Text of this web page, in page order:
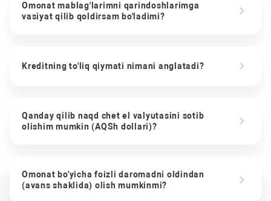
Omonat mablag'larimni qarindoshlarimga
vasiyat qilib qoldirsam bo'ladimi?
Kreditning to'liq qiymati nimani anglatadi?
Qanday qilib naqd chet el valyutasini sotib
olishim mumkin (AQSh dollari)?
Omonat bo'yicha foizli daromadni oldindan
(avans shaklida) olish mumkinmi?